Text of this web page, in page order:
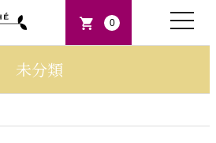
0
toggle
未分類